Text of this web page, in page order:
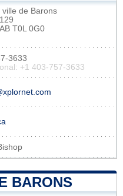
ville de Barons
T0L 0G0
3633
+1 403-757-3633
BARONS